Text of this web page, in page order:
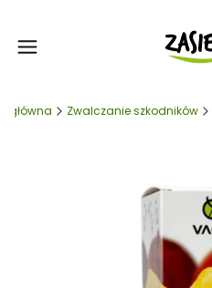
główna Zwalczanie szkodników